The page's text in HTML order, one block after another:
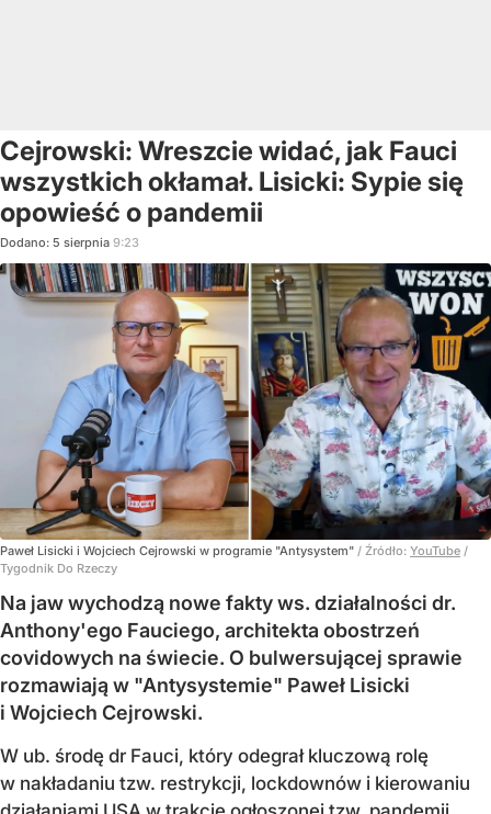
Cejrowski: Wreszcie widać, jak Fauci
wszystkich okłamał. Lisicki: Sypie się
opowieść o pandemii
Dodano: 5 sierpnia 9:23
Paweł Lisicki i Wojciech Cejrowski w programie "Antysystem" / Źródło: YouTube /
Tygodnik Do Rzeczy
Na jaw wychodzą nowe fakty ws. działalności dr.
Anthony'ego Fauciego, architekta obostrzeń
covidowych na świecie. O bulwersującej sprawie
rozmawiają w "Antysystemie" Paweł Lisicki
i Wojciech Cejrowski.
W ub. środę dr Fauci, który odegrał kluczową rolę
w nakładaniu tzw. restrykcji, lockdownów i kierowaniu